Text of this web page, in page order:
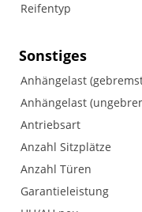
Reifentyp
Sonstiges
Anhängelast
Anhängelast
Antriebsart
Anzahl Sitzplätze
Anzahl Türen
Garantieleistung